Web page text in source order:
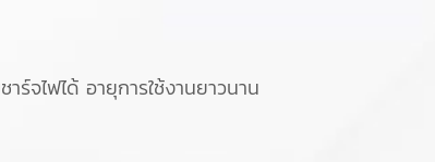
ร์จไฟได้ อายุการใช้งานยาวนาน